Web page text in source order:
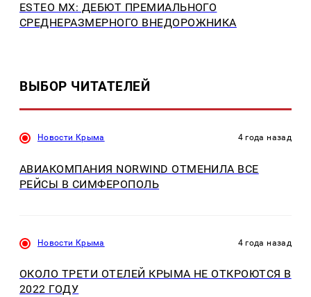
ESTEO MX: ДЕБЮТ ПРЕМИАЛЬНОГО
СРЕДНЕРАЗМЕРНОГО ВНЕДОРОЖНИКА
ВЫБОР ЧИТАТЕЛЕЙ
Новости Крыма 4 года назад
АВИАКОМПАНИЯ NORWIND ОТМЕНИЛА ВСЕ
РЕЙСЫ В СИМФЕРОПОЛЬ
Новости Крыма 4 года назад
ОКОЛО ТРЕТИ ОТЕЛЕЙ КРЫМА НЕ ОТКРОЮТСЯ В
2022 ГОДУ